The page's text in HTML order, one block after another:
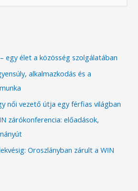
egy élet a közösség szolgálatában
alkalmazkodás és a
női vezető útja egy férfias világban
zárókonferencia: előadások,
Oroszlányban zárult a WIN